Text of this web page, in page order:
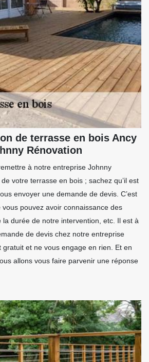
de terrasse en bois Ancy
Rénovation
à notre entreprise Johnny
votre terrasse en bois ; sachez qu’il est
envoyer une demande de devis. C’est
pouvez avoir connaissance des
la durée de notre intervention, etc. Il est à
de devis chez notre entreprise
gratuit et ne vous engage en rien. Et en
allons vous faire parvenir une réponse